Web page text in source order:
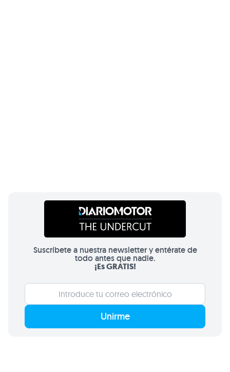
Suscríbete a nuestra newsletter y entérate de
todo antes que nadie.
¡Es GRATIS!
Unirme